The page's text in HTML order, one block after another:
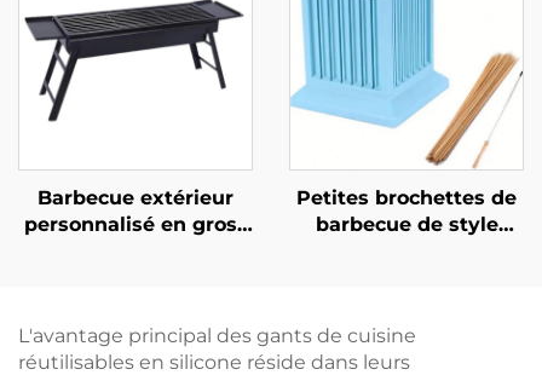
de pinces et un
couteau de cuisine à
manche en bois
de saucisses, outil
multifonctionnel de
barbecue pour le
camping
Barbecue extérieur
personnalisé en gros :
rôtir la viande, petite
cuisinière
Petites brochettes de
barbecue de style
ABS durable et
écologique
L'avantage principal des gants de cuisine
réutilisables en silicone réside dans leurs